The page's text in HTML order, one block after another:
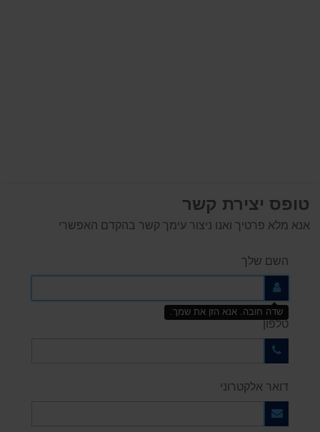
טופס יצירת קשר
אנא מלא פרטיך ואנו ניצור עימך קשר בהקדם האפשרי
השם שלך
שדה חובה. אנא הזן את שמך.
טלפון
דואר אלקטרוני